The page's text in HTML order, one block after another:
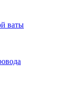
ваты